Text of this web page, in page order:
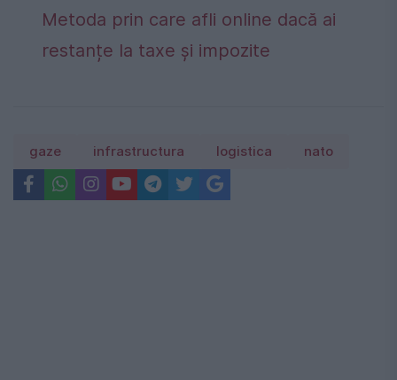
Metoda prin care afli online dacă ai
restanțe la taxe și impozite
gaze infrastructura logistica nato